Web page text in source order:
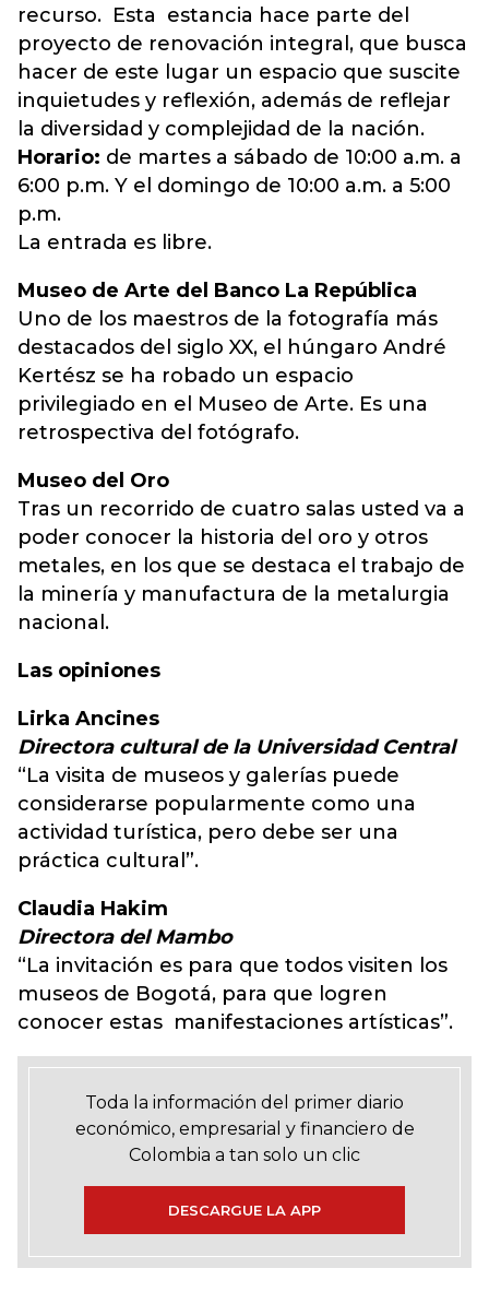
recurso. Esta estancia hace parte del
proyecto de renovación integral, que busca
hacer de este lugar un espacio que suscite
inquietudes y reflexión, además de reflejar
la diversidad y complejidad de la nación.
Horario: de martes a sábado de 10:00 a.m. a
6:00 p.m. Y el domingo de 10:00 a.m. a 5:00
p.m.
La entrada es libre.
Museo de Arte del Banco La República
Uno de los maestros de la fotografía más
destacados del siglo XX, el húngaro André
Kertész se ha robado un espacio
privilegiado en el Museo de Arte. Es una
retrospectiva del fotógrafo.
Museo del Oro
Tras un recorrido de cuatro salas usted va a
poder conocer la historia del oro y otros
metales, en los que se destaca el trabajo de
la minería y manufactura de la metalurgia
nacional.
Las opiniones
Lirka Ancines
Directora cultural de la Universidad Central
“La visita de museos y galerías puede
considerarse popularmente como una
actividad turística, pero debe ser una
práctica cultural”.
Claudia Hakim
Directora del Mambo
“La invitación es para que todos visiten los
museos de Bogotá, para que logren
conocer estas manifestaciones artísticas”.
Toda la información del primer diario
económico, empresarial y financiero de
Colombia a tan solo un clic
DESCARGUE LA APP